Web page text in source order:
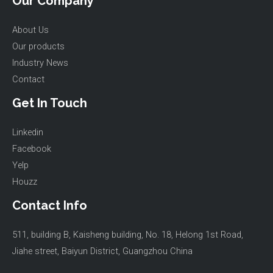
About Us
Our products
Industry News
Contact
Get In Touch
Linkedin
Facebook
Yelp
Houzz
Contact Info
511, building B, Kaisheng building, No. 18, Helong 1st Road,
Jiahe street, Baiyun District, Guangzhou China